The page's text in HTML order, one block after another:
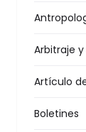
Arbitraje
Artículo
Boletines